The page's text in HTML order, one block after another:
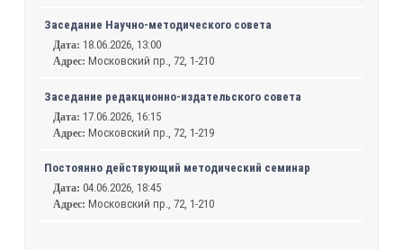
Заседание Научно-методического совета
Дата: 18.06.2026, 13:00
Адрес: Московский пр., 72, 1-210
Заседание редакционно-издательского совета
Дата: 17.06.2026, 16:15
Адрес: Московский пр., 72, 1-219
Постоянно действующий методический семинар
Дата:04.06.2026, 18:45
Адрес: Московский пр., 72, 1-210